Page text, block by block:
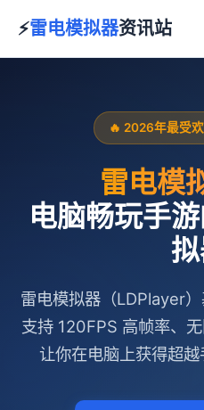
⚡雷电模拟器资讯站
🔥 2026年最受
雷电模
电脑畅玩手
雷电模拟器（LDPlayer
支持 120FPS 高帧率、无
让你在电脑上获得超越